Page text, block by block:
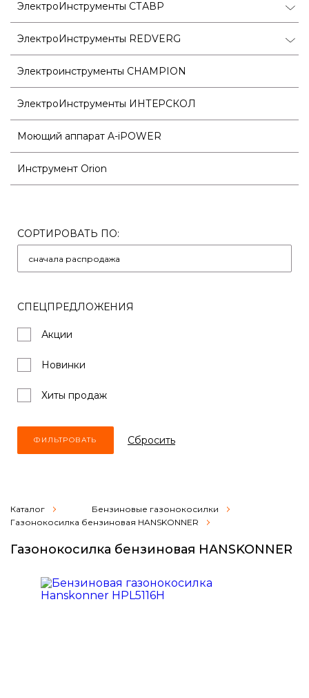
ЭлектроИнструменты СТАВР
ЭлектроИнструменты REDVERG
Электроинструменты CHAMPION
ЭлектроИнструменты ИНТЕРСКОЛ
Моющий аппарат A-iPOWER
Инструмент Orion
СОРТИРОВАТЬ ПО:
СПЕЦПРЕДЛОЖЕНИЯ
Акции
Новинки
Хиты продаж
Cбросить
Каталог
Бензиновые газонокосилки
Газонокосилка бензиновая HANSKONNER
Газонокосилка бензиновая HANSKONNER